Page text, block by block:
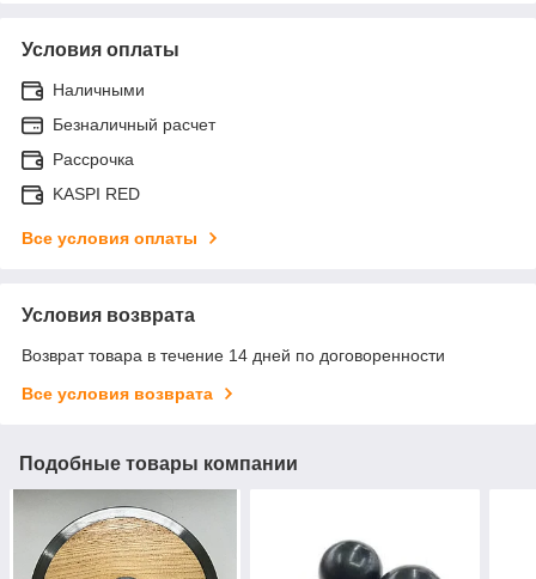
Условия оплаты
Наличными
Безналичный расчет
Рассрочка
KASPI RED
Все условия оплаты
Условия возврата
Возврат товара в течение 14 дней по договоренности
Все условия возврата
Подобные товары компании